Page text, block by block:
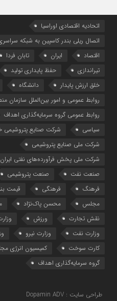
اتحادیه اقتصادی اوراسیا
اتصال ریلی بندر کاسپین به شبکه
اقتصاد
ایران تابان فردا
تیراندازی
حفظ پایداری تولید
خلق ارزش پایدار
دانشگاه
روابط عمومی و امور بین‌الملل سازمان
روابط عمومی گروه سرمایه‌گذاری اهداف
سیاسی
شرکت صنایع پتروشیمی
شرکت ملی صنایع پتروشیمی
شرکت ملی پخش فرآورده‌های نفتی ایران
صنعت نفت
صنعت پتروشیمی
فرهنگ
فرهنگی قیمت
مجلس
محسن پاک‌نژاد
نقش تجارت
ورزش
وزارت نفت
وزارت نیرو
کارت سوخت
کمیسیون انرژی
گروه سرمایه‌‌گذاری اهداف
طراحی سایت : Dopamin ADV